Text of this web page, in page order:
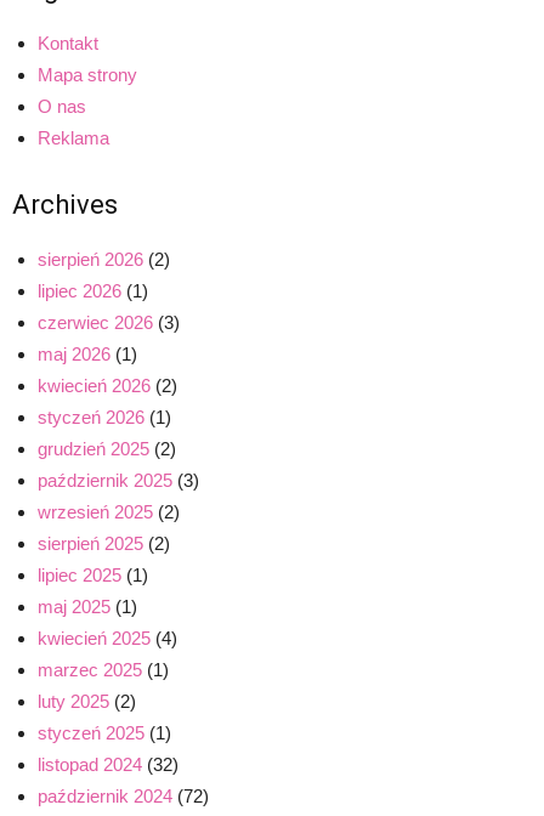
Kontakt
Mapa strony
O nas
Reklama
Archives
sierpień 2026 (2)
lipiec 2026 (1)
czerwiec 2026 (3)
maj 2026 (1)
kwiecień 2026 (2)
styczeń 2026 (1)
grudzień 2025 (2)
październik 2025 (3)
wrzesień 2025 (2)
sierpień 2025 (2)
lipiec 2025 (1)
maj 2025 (1)
kwiecień 2025 (4)
marzec 2025 (1)
luty 2025 (2)
styczeń 2025 (1)
listopad 2024 (32)
październik 2024 (72)